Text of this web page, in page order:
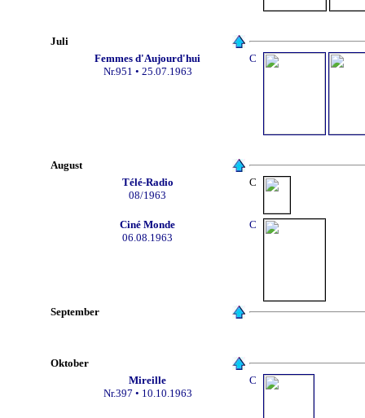
Juli
Femmes d'Aujourd'hui
Nr.951 • 25.07.1963
C
August
Télé-Radio
08/1963
C
Ciné Monde
06.08.1963
C
September
Oktober
Mireille
Nr.397 • 10.10.1963
C